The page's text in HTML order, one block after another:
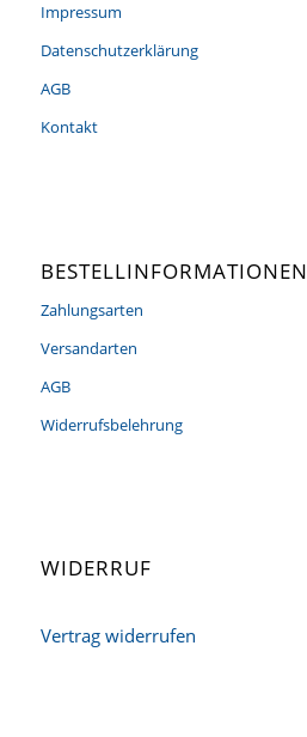
Impressum
Datenschutzerklärung
AGB
Kontakt
BESTELLINFORMATIONEN
Zahlungsarten
Versandarten
AGB
Widerrufsbelehrung
WIDERRUF
Vertrag widerrufen